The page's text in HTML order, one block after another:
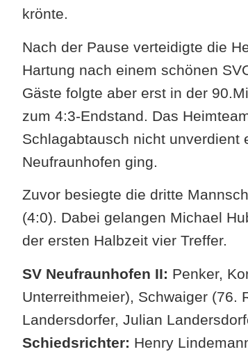
krönte.
Nach der Pause verteidigte die
Hartung nach einem schönen
Gäste folgte aber erst in der
zum 4:3-Endstand. Das
Schlagabtausch nicht unverdient
Neufraunhofen ging.
Zuvor besiegte die dritte
(4:0). Dabei gelangen Michael
der ersten Halbzeit vier Treffer.
SV Neufraunhofen II: Penker,
Unterreithmeier), Schwaiger (76.
Landersdorfer, Julian
Schiedsrichter: Henry